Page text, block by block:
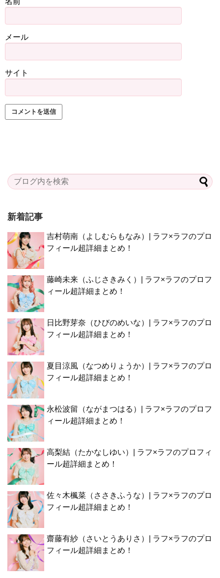
メール
サイト
新着記事
吉村萌南（よしむらもなみ）| ラフ×ラフのプロ
フィール超詳細まとめ！
藤崎未来（ふじさきみく）| ラフ×ラフのプロフ
ィール超詳細まとめ！
日比野芽奈（ひびのめいな）| ラフ×ラフのプロ
フィール超詳細まとめ！
夏目涼風（なつめりょうか）| ラフ×ラフのプロ
フィール超詳細まとめ！
永松波留（ながまつはる）| ラフ×ラフのプロフ
ィール超詳細まとめ！
高梨結（たかなしゆい）| ラフ×ラフのプロフィ
ール超詳細まとめ！
佐々木楓菜（ささきふうな）| ラフ×ラフのプロ
フィール超詳細まとめ！
齋藤有紗（さいとうありさ）| ラフ×ラフのプロ
フィール超詳細まとめ！